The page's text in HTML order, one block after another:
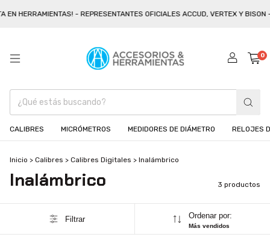
EN HERRAMIENTAS! - REPRESENTANTES OFICIALES ACCUD, VERTEX Y BISON -
0
CALIBRES MICRÓMETROS MEDIDORES DE DIÁMETRO RELOJES
Inicio > Calibres > Calibres Digitales > Inalámbrico
Inalámbrico 3 productos
Filtrar Ordenar por:
Más vendidos